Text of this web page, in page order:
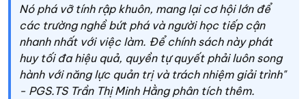
Nó phá vỡ tính rập khuôn, mang lại cơ hội lớn để
các trường nghề bứt phá và người học tiếp cận
nhanh nhất với việc làm. Để chính sách này phát
huy tối đa hiệu quả, quyền tự quyết phải luôn song
hành với năng lực quản trị và trách nhiệm giải trình"
- PGS.TS Trần Thị Minh Hằng phân tích thêm.